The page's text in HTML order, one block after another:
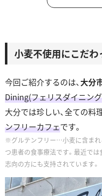
小麦不使用にこだわ
今回ご紹介するのは、 大分
Dining(フェリスダイニン
大分では珍しい、全ての料
ンフリーカフェです。
グルテンフリー…小麦に含ま
つ患者の食事療法です。最近で
志向の方にも支持されています。